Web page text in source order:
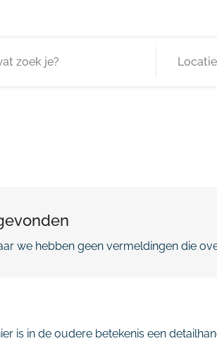
we hebben geen vermeldingen die
is in de oudere betekenis een